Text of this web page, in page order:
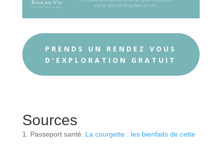
PRENDS UN RENDEZ VOUS
D'EXPLORATION GRATUIT
Sources
Passeport santé.
La courgette : les bienfaits de cette